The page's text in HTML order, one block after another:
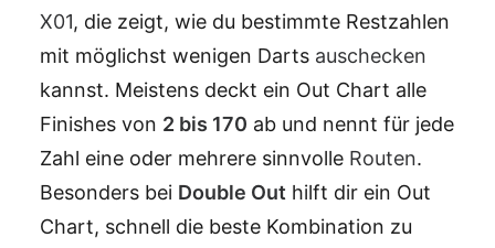
X01, die zeigt, wie du bestimmte Restzahlen
mit möglichst wenigen Darts auschecken
kannst. Meistens deckt ein Out Chart alle
Finishes von 2 bis 170 ab und nennt für jede
Zahl eine oder mehrere sinnvolle Routen.
Besonders bei Double Out hilft dir ein Out
Chart, schnell die beste Kombination zu